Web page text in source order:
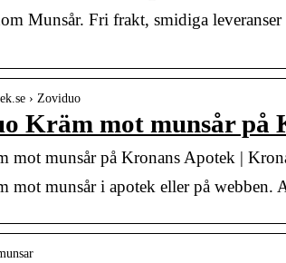
Munsår. Fri frakt, smidiga
› Zoviduo
Kräm mot munsår på
mot munsår på Kronans Apotek |
mot munsår i apotek eller på